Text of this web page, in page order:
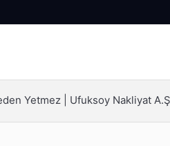
İçin Bilinmesi Gerekenler